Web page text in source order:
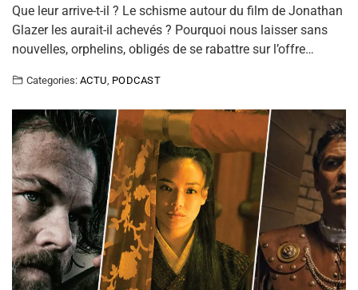
Que leur arrive-t-il ? Le schisme autour du film de Jonathan
Glazer les aurait-il achevés ? Pourquoi nous laisser sans
nouvelles, orphelins, obligés de se rabattre sur l’offre…
Categories: ACTU PODCAST